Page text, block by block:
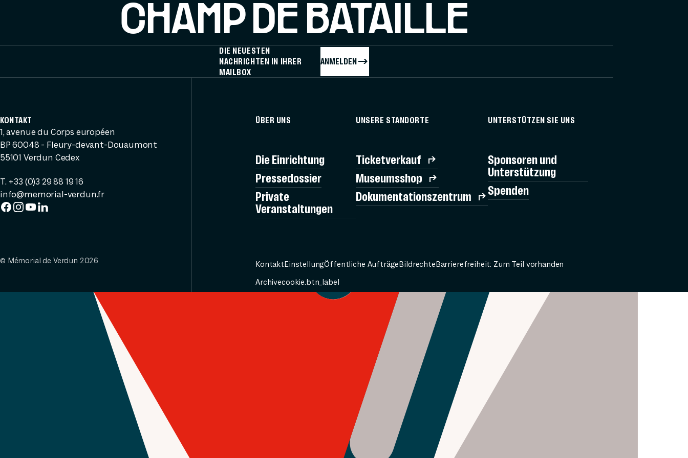
CHAMP DE BATAILLE
DIE NEUESTEN
NACHRICHTEN IN IHRER
MAILBOX
ANMELDEN
KONTAKT
1, avenue du Corps européen
BP 60048 - Fleury-devant-Douaumont
55101 Verdun Cedex
T. +33 (0)3 29 88 19 16
info@memorial-verdun.fr
ÜBER UNS
Die Einrichtung
Pressedossier
Private
Veranstaltungen
UNSERE STANDORTE
Ticketverkauf
Museumsshop
Dokumentationszentrum
UNTERSTÜTZEN SIE UNS
Sponsoren und
Unterstützung
Spenden
© Mémorial de Verdun 2026 KontaktEinstellungÖffentliche AufträgeBildrechteBarrierefreiheit: Zum Teil vorhanden
Archivecookie.btn_label